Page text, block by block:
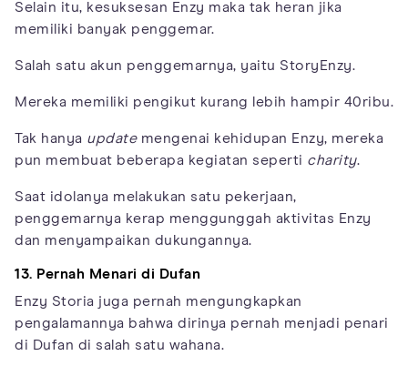
Selain itu, kesuksesan Enzy maka tak heran jika
memiliki banyak penggemar.
Salah satu akun penggemarnya, yaitu StoryEnzy.
Mereka memiliki pengikut kurang lebih hampir 40ribu.
Tak hanya updatemengenai kehidupan Enzy, mereka
pun membuat beberapa kegiatan seperti charity.
Saat idolanya melakukan satu pekerjaan,
penggemarnya kerap menggunggah aktivitas Enzy
dan menyampaikan dukungannya.
13. Pernah Menari di Dufan
Enzy Storia juga pernah mengungkapkan
pengalamannya bahwa dirinya pernah menjadi penari
di Dufan di salah satu wahana.